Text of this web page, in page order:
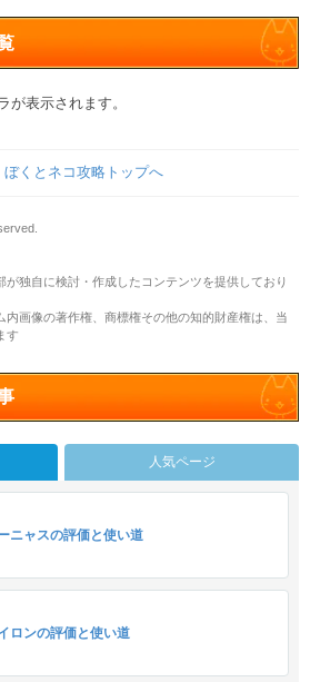
が表示されます。
ぼくとネコ攻略トップへ
独自に検討・作成したコンテンツを提供しており
画像の著作権、商標権その他の知的財産権は、当
す
人気ページ
ニャスの評価と使い道
ロンの評価と使い道